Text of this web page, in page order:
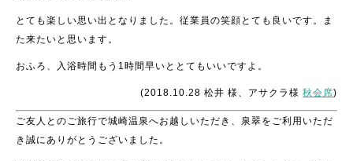
とても楽しい思い出となりました。従業員の笑顔とても良いです。ま
た来たいと思います。
おふろ、入浴時間もう1時間早いととてもいいですよ。
(2018.10.28 松井 様、アサクラ様 秋会席)
ご友人とのご旅行で城崎温泉へお越しいただき、泉翠をご利用いただ
き誠にありがとうございました。